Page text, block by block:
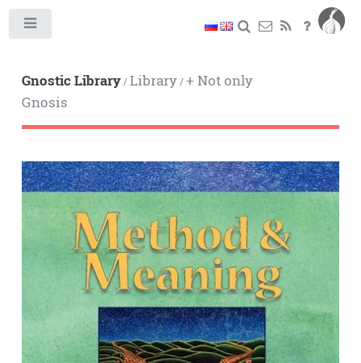
Gnostic Library/Library/+ Not only
Gnosis